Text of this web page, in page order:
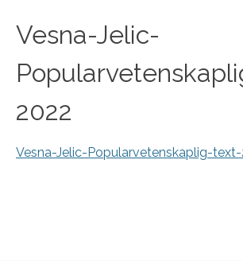
Vesna-Jelic-
2022
Vesna-Jelic-Popularvetenskaplig-